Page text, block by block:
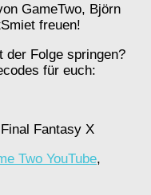
GameTwo, Björn
freuen!
der Folge springen?
für euch:
Fantasy X
Two YouTube,